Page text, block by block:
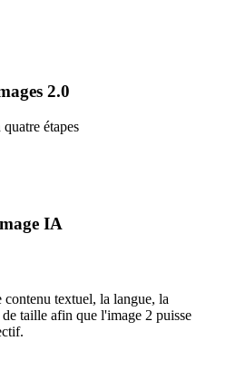
2.0
étapes
IA
textuel, la langue, la
taille afin que l'image 2 puisse